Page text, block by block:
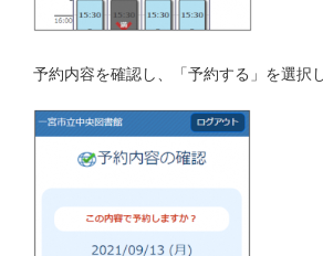
予約内容を確認し、「予約する」を選択